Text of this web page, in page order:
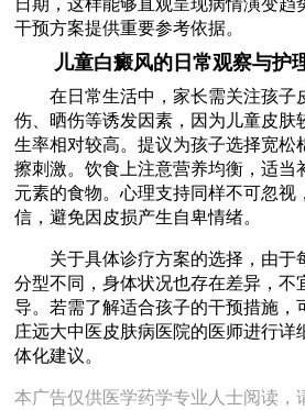
干预方案提供重要参考依据。
儿童白癜风的日常观察与护
在日常生活中，家长需关注孩子
伤、晒伤等诱发因素，因为儿童皮肤
生率相对较高。提议为孩子选择宽松
擦刺激。饮食上注意营养均衡，适当
元素的食物。心理支持同样不可忽视
信，避免因皮损产生自卑情绪。
关于具体诊疗方案的选择，由于
分型不同，身体状况也存在差异，不
导。若需了解适合孩子的干预措施，
庄远大中医皮肤病医院的医师进行详
体化建议。
本广告仅供医学药学专业人士阅读，